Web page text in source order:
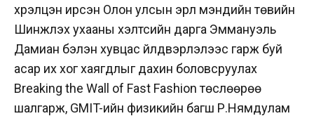
хүрэлцэн ирсэн Олон улсын эрүүл мэндийн төвийн
Шинжлэх ухааны хэлтсийн дарга Эммануэль
Дамиан бэлэн хувцас үйлдвэрлэлээс гарж буй
асар их хог хаягдлыг дахин боловсруулах
Breaking the Wall of Fast Fashion төслөөрөө
шалгарж, GMIT-ийн физикийн багш Р.Нямдулам